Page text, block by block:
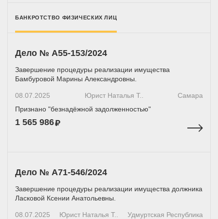
БАНКРОТСТВО ФИЗИЧЕСКИХ ЛИЦ
Дело № А55-153/2024
Завершение процедуры реализации имущества
Бамбуровой Марины Александровны.
08.07.2025 Юрист Наталья Т..
Самара
Признано "безнадёжной задолженностью"
1 565 986
Дело № А71-546/2024
Завершение процедуры реализации имущества должника
Ласковой Ксении Анатольевны.
08.07.2025 Юрист Наталья Т..
Удмуртская Республика